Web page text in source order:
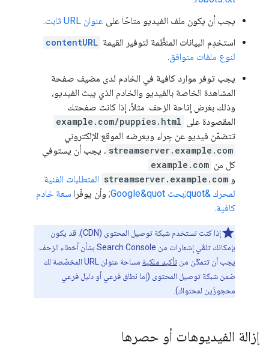
يجب أن يكون ملف الفيديو متاحًا على عنوان URL ثابت
.
استخدِم البيانات المنظَّمة لتوفير القيمة contentURL
لنوع ملفات متوافق .
يجب توفر موارد كافية في الخادم لدى مضيف صفحة
المشاهدة الخاصة بالفيديو والخادم الذي يبث الفيديو،
وذلك بغرض إتاحة الزحف. مثلاً، إذا كانت صفحتك
المقصودة على
example.com/puppies.html
تتضمّن فيديو عن جِراء ويعرضه الموقع الإلكتروني
streamserver.example.com ، يجب أن يستوفي
كل من example.com
و streamserver.example.com المتطلبات الفنية
لمحرك &quot;بحث Google&quot;
وأن يوفّرا سعة خادم
كافية.
إذا كنت تستخدم شبكة توصيل المحتوى (CDN)، قد يكون
بإمكانك تلقّي إشعارات من Search Console بشأن أخطاء الزحف.
يجب أن تتمكّن من تأكيد ملكية
مساحة عنوان URL المخصّصة لك
ضمن شبكة توصيل المحتوى (إما نطاق فرعي أو دليل فرعي
محجوزَين لمحتواك).
إزالة الفيديوهات أو حصرها